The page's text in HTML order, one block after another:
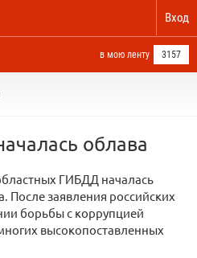
Вход
в мою ленту 3157
облава
ГИБДД началась
После заявления российских
борьбы с коррупцией
высокопоставленных